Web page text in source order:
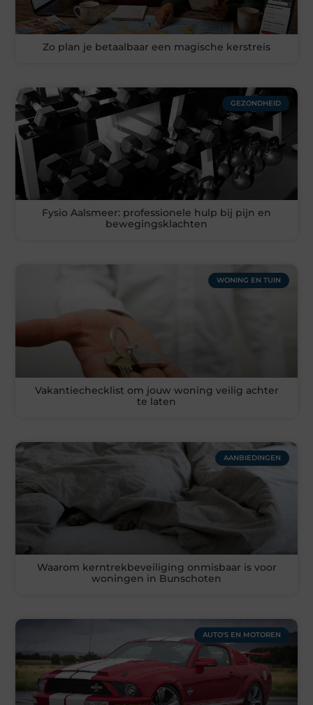
Zo plan je betaalbaar een magische kerstreis
GEZONDHEID
Fysio Aalsmeer: professionele hulp bij pijn en
bewegingsklachten
WONING EN TUIN
Vakantiechecklist om jouw woning veilig achter
te laten
AANBIEDINGEN
Waarom kerntrekbeveiliging onmisbaar is voor
woningen in Bunschoten
AUTO'S EN MOTOREN